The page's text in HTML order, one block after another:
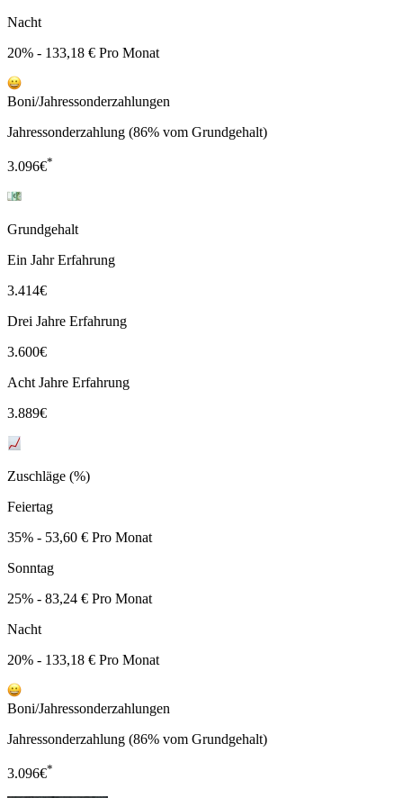
Nacht
20% - 133,18 € Pro Monat
Boni/Jahressonderzahlungen
Jahressonderzahlung (86% vom Grundgehalt)
3.096€*
Grundgehalt
Ein Jahr Erfahrung
3.414€
Drei Jahre Erfahrung
3.600€
Acht Jahre Erfahrung
3.889€
Zuschläge (%)
Feiertag
35% - 53,60 € Pro Monat
Sonntag
25% - 83,24 € Pro Monat
Nacht
20% - 133,18 € Pro Monat
Boni/Jahressonderzahlungen
Jahressonderzahlung (86% vom Grundgehalt)
3.096€*